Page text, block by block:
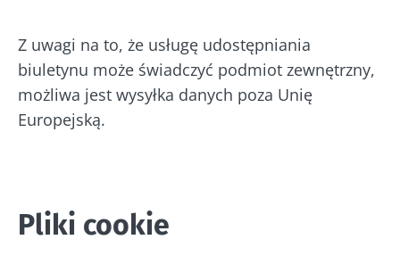
Z uwagi na to, że usługę udostępniania
biuletynu może świadczyć podmiot zewnętrzny,
możliwa jest wysyłka danych poza Unię
Europejską.
Pliki cookie